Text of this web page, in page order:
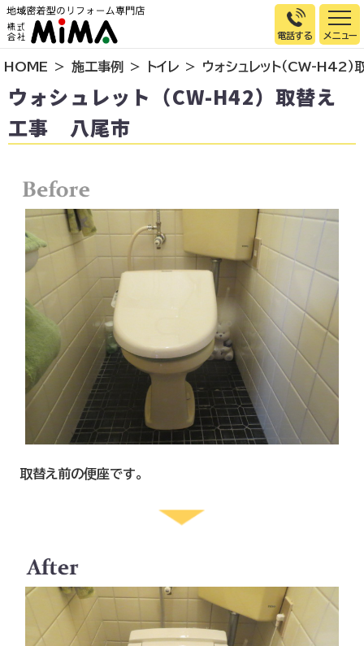
電話する
トップページ
選ばれる理由
施工事例
イベント情報
店舗＆モデルハウス紹介
スタッフ紹介
リフォームの流れ
お知らせ
会社概要
HOME 施工事例 トイレ ウォシュレット（CW-H42
ウォシュレット（CW-H42）取替え
工事 八尾市
取替え前の便座です。